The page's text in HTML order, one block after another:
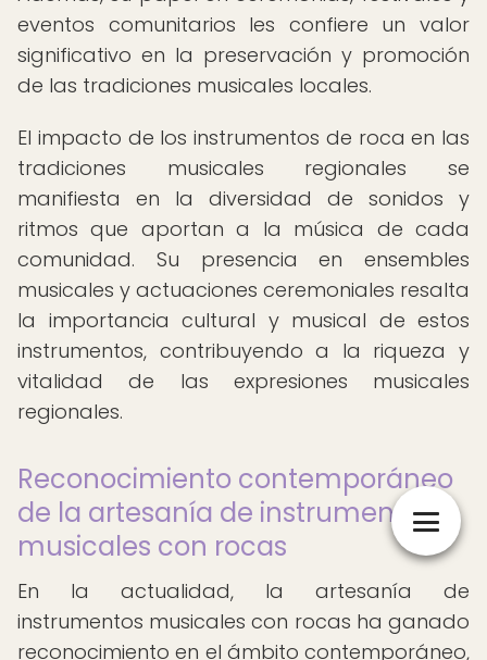
eventos comunitarios les confiere un valor
significativo en la preservación y promoción
de las tradiciones musicales locales.
El impacto de los instrumentos de roca en las
tradiciones musicales regionales se
manifiesta en la diversidad de sonidos y
ritmos que aportan a la música de cada
comunidad. Su presencia en ensembles
musicales y actuaciones ceremoniales resalta
la importancia cultural y musical de estos
instrumentos, contribuyendo a la riqueza y
vitalidad de las expresiones musicales
regionales.
Reconocimiento contemporáneo
de la artesanía de instrumentos
musicales con rocas
En la actualidad, la artesanía de
instrumentos musicales con rocas ha ganado
reconocimiento en el ámbito contemporáneo,